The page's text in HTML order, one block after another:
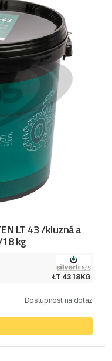
LT 43 /kluzná a
kg
ŁT 43 18KG
Dostupnost na dotaz